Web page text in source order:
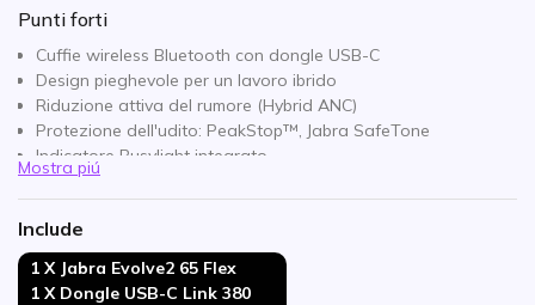
Punti forti
Cuffie wireless Bluetooth con dongle USB-C
Design pieghevole per un lavoro ibrido
Riduzione attiva del rumore (Hybrid ANC)
Protezione dell'udito: PeakStop™, Jabra SafeTone
Indicatore Busylight integrato
Tecnologia del microfono Jabra ClearVoice
Versione UC: compatibile con tutti i softphone
Mostra piú
Include
1 X Jabra Evolve2 65 Flex
1 X Dongle USB-C Link 380